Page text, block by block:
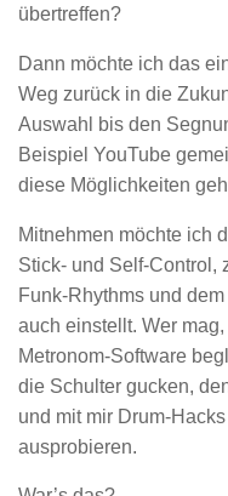
übertreffen?
Dann möchte ich das
Weg zurück in die
Auswahl bis den
Beispiel YouTube
diese Möglichkeiten
Mitnehmen möchte ich
Stick- und Self-Control,
Funk-Rhythms und
auch einstellt. Wer
Metronom-Software
die Schulter gucken,
und mit mir Drum-
ausprobieren.